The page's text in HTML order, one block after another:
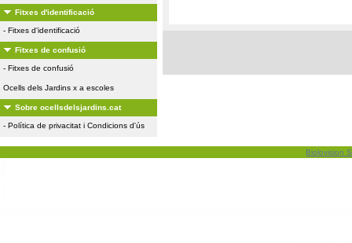
Fitxes d'identificació
- Fitxes d'identificació
Fitxes de confusió
- Fitxes de confusió
Ocells dels Jardins x a escoles
Sobre ocellsdelsjardins.cat
- Política de privacitat i Condicions d'ús
Biolovision